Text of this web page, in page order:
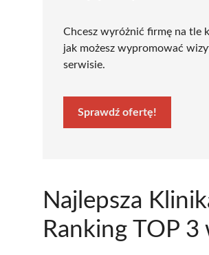
Chcesz wyróżnić firmę na tle
jak możesz wypromować
serwisie.
Sprawdź ofertę!
Najlepsza
Ranking TOP